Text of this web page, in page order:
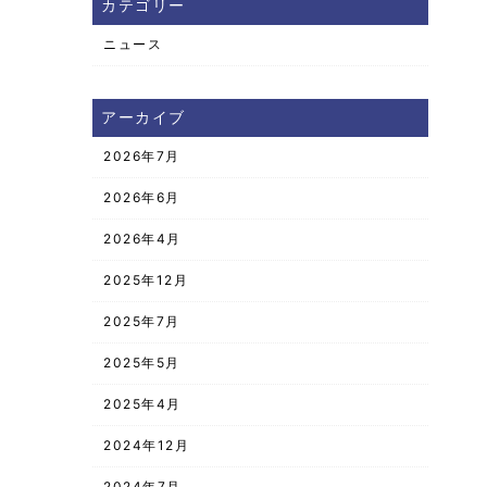
カテゴリー
ニュース
アーカイブ
2026年7月
2026年6月
2026年4月
2025年12月
2025年7月
2025年5月
2025年4月
2024年12月